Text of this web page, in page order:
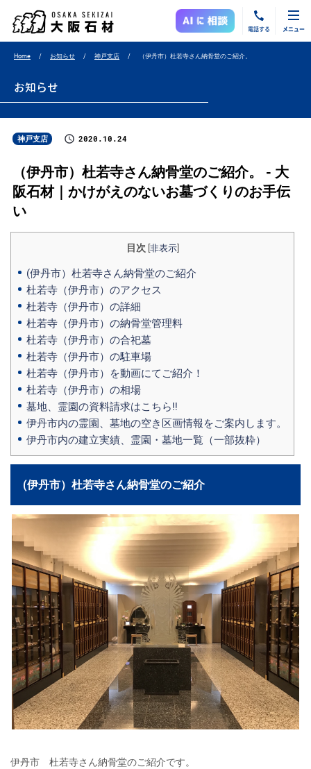
電話する メニュー
Home お知らせ 神戸支店 （伊丹市）杜若寺さん納骨堂のご紹介。
お知らせ
神戸支店 2020.10.24
（伊丹市）杜若寺さん納骨堂のご紹介。 - 大
阪石材｜かけがえのないお墓づくりのお手伝
い
目次 非表示]
(伊丹市）杜若寺さん納骨堂のご紹介
杜若寺（伊丹市）のアクセス
杜若寺（伊丹市）の詳細
杜若寺（伊丹市）の納骨堂管理料
杜若寺（伊丹市）の合祀墓
杜若寺（伊丹市）の駐車場
杜若寺（伊丹市）を動画にてご紹介！
杜若寺（伊丹市）の相場
墓地、霊園の資料請求はこちら‼
伊丹市内の霊園、墓地の空き区画情報をご案内します。
伊丹市内の建立実績、霊園・墓地一覧（一部抜粋）
(伊丹市）杜若寺さん納骨堂のご紹介
伊丹市 杜若寺さん納骨堂のご紹介です。